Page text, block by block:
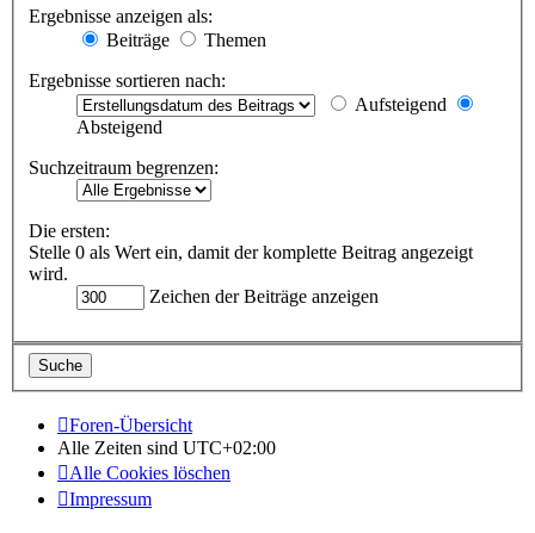
Ergebnisse anzeigen als:
Beiträge
Themen
Ergebnisse sortieren nach:
Aufsteigend
Absteigend
Suchzeitraum begrenzen:
Die ersten:
Stelle 0 als Wert ein, damit der komplette Beitrag angezeigt
wird.
Zeichen der Beiträge anzeigen
Foren-Übersicht
Alle Zeiten sind UTC+02:00
Alle Cookies löschen
Impressum